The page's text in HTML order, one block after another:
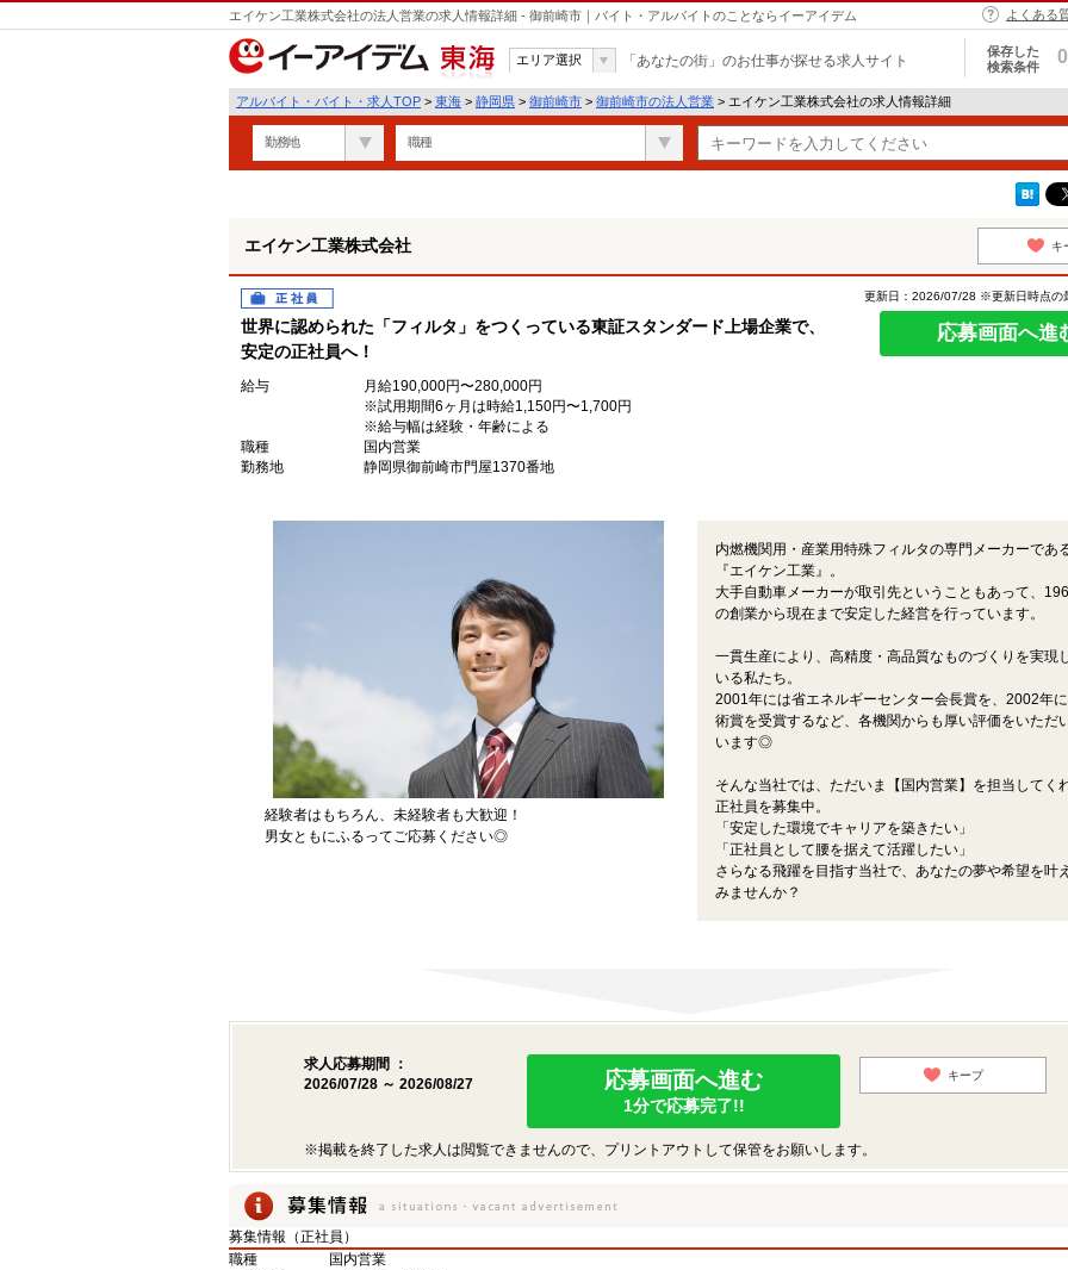
エイケン工業株式会社の法人営業の求人情報詳細 - 御前崎市｜バイト・アルバイトのことならイーアイデム よくある
東海
エリア選択 「あなたの街」のお仕事が探せる求人サイト
保存した
検索条件
0
アルバイト・バイト・求人TOP > 東海 > 静岡県 > 御前崎市 > 御前崎市の法人営業 > エイケン工業株式会社の求人情報詳細
勤務地 職種
エイケン工業株式会社 キ
正社員
世界に認められた「フィルタ」をつくっている東証スタンダード上場企業で、
安定の正社員へ！
更新日：2026/07/28 ※更新日時点の
応募画面へ進
給与
月給190,000円〜280,000円
※試用期間6ヶ月は時給1,150円〜1,700円
※給与幅は経験・年齢による
職種
国内営業
勤務地
静岡県御前崎市門屋1370番地
経験者はもちろん、未経験者も大歓迎！
男女ともにふるってご応募ください◎
内燃機関用・産業用特殊フィルタの専門メーカーであ
『エイケン工業』。
大手自動車メーカーが取引先ということもあって、
の創業から現在まで安定した経営を行っています。
一貫生産により、高精度・高品質なものづくりを実現
いる私たち。
2001年には省エネルギーセンター会長賞を、2002年
術賞を受賞するなど、各機関からも厚い評価をいただ
います◎
そんな当社では、ただいま【国内営業】を担当してく
正社員を募集中。
「安定した環境でキャリアを築きたい」
「正社員として腰を据えて活躍したい」
さらなる飛躍を目指す当社で、あなたの夢や希望を叶
みませんか？
求人応募期間 ：
2026/07/28 ～ 2026/08/27
応募画面へ進む
1分で応募完了!!
キープ
※掲載を終了した求人は閲覧できませんので、プリントアウトして保管をお願いします。
募集情報（正社員）
職種
国内営業